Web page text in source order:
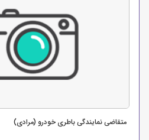
متقاضی نمایندگی باطری خودرو (مرادی)